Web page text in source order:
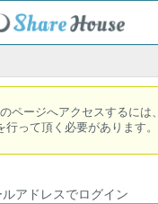
ページへアクセスするには、
行って頂く必要があります。
ルアドレスでログイン